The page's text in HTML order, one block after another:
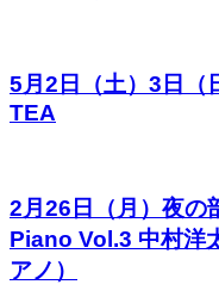
5月2日（土）3日（
TEA
2月26日（月）夜
Piano Vol.3 中村洋
アノ）